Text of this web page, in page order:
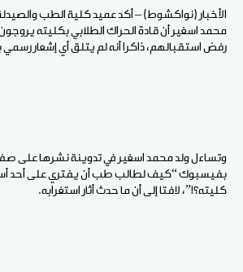
الأخبار (نواكشوط) – أكد عميد كلية الطب
محمد اسغير أن قادة الحراك الطلابي بكليته
رفض استقبالهم، ذاكرا أنه لم يتلق أي إشعار رسمي
وتساءل ولد محمد اسغير في تدوينة نشرها على
بفيسبوك “كيف لطالب طب أن يفتري على أحد
كليته؟!”، لافتا إلى أن ما حدث أثار استغرابه.